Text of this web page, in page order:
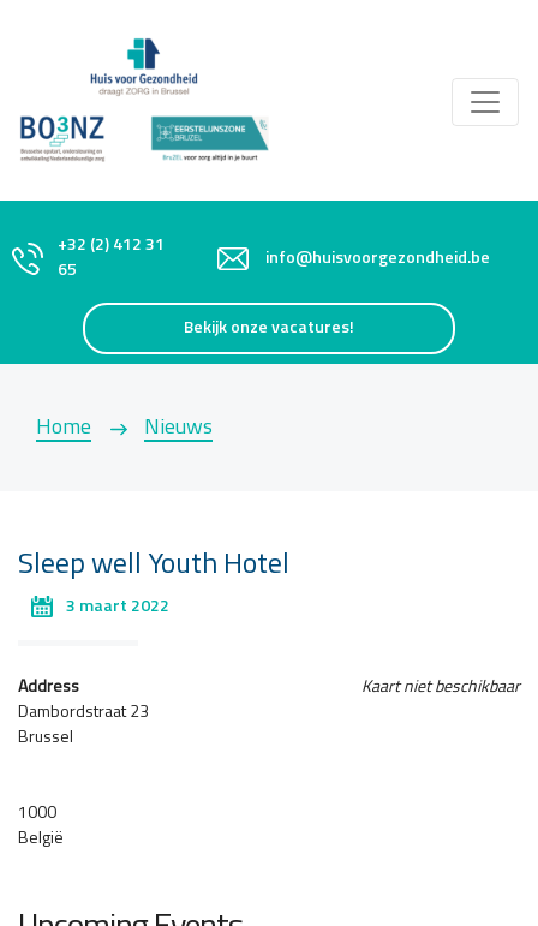
+32 (2) 412 31
65
info@huisvoorgezondheid.be
Bekijk onze vacatures!
Home Nieuws
Sleep well Youth Hotel
3 maart 2022
Kaart niet beschikbaar
Address
Dambordstraat 23
Brussel
1000
België